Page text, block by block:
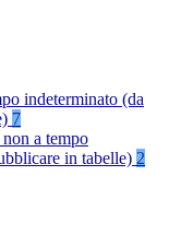
indeterminato (da
7
a tempo
in tabelle) 2